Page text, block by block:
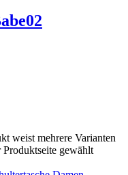
weist mehrere Varianten
gewählt